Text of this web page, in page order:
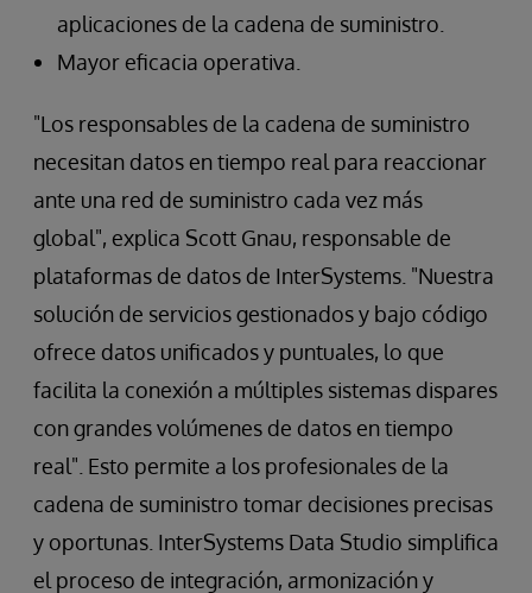
aplicaciones de la cadena de suministro.
Mayor eficacia operativa.
"Los responsables de la cadena de suministro
necesitan datos en tiempo real para reaccionar
ante una red de suministro cada vez más
global", explica Scott Gnau, responsable de
plataformas de datos de InterSystems. "Nuestra
solución de servicios gestionados y bajo código
ofrece datos unificados y puntuales, lo que
facilita la conexión a múltiples sistemas dispares
con grandes volúmenes de datos en tiempo
real". Esto permite a los profesionales de la
cadena de suministro tomar decisiones precisas
y oportunas. InterSystems Data Studio simplifica
el proceso de integración, armonización y